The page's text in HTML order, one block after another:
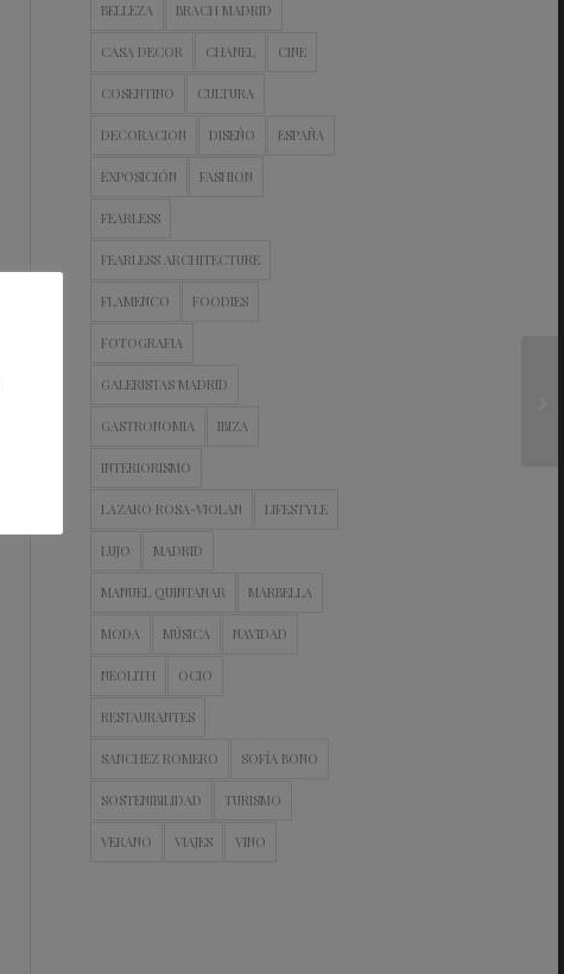
BELLEZA BRACH MADRID
CASA DECOR CHANEL CINE
COSENTINO CULTURA
DECORACION DISEÑO ESPAÑA
EXPOSICIÓN FASHION
FEARLESS
FEARLESS ARCHITECTURE
FLAMENCO FOODIES
FOTOGRAFIA
GALERISTAS MADRID
GASTRONOMIA IBIZA
INTERIORISMO
LAZARO ROSA-VIOLAN LIFESTYLE
LUJO MADRID
MANUEL QUINTANAR MARBELLA
MODA MÚSICA NAVIDAD
NEOLITH OCIO
RESTAURANTES
SANCHEZ ROMERO SOFÍA BONO
SOSTENIBILIDAD TURISMO
VERANO VIAJES VINO